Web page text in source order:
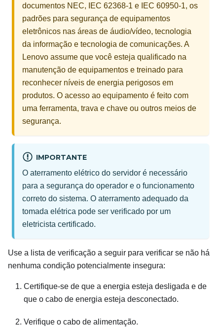
documentos NEC, IEC 62368-1 e IEC 60950-1, os
padrões para segurança de equipamentos
eletrônicos nas áreas de áudio/vídeo, tecnologia
da informação e tecnologia de comunicações. A
Lenovo assume que você esteja qualificado na
manutenção de equipamentos e treinado para
reconhecer níveis de energia perigosos em
produtos. O acesso ao equipamento é feito com
uma ferramenta, trava e chave ou outros meios de
segurança.
IMPORTANTE
O aterramento elétrico do servidor é necessário
para a segurança do operador e o funcionamento
correto do sistema. O aterramento adequado da
tomada elétrica pode ser verificado por um
eletricista certificado.
Use a lista de verificação a seguir para verificar se não há
nenhuma condição potencialmente insegura:
Certifique-se de que a energia esteja desligada e de
que o cabo de energia esteja desconectado.
Verifique o cabo de alimentação.